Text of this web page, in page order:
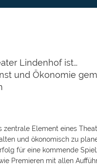
Lindenhof ist…
und Ökonomie
zentrale Element eines
und ökonomisch zu
für eine kommende
Premieren mit allen